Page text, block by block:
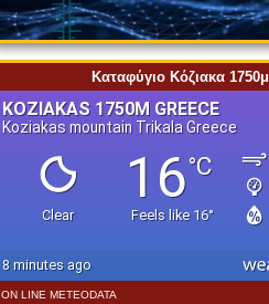
Καταφύγιο Κόζιακα 1750μ
ON LINE METEODATA